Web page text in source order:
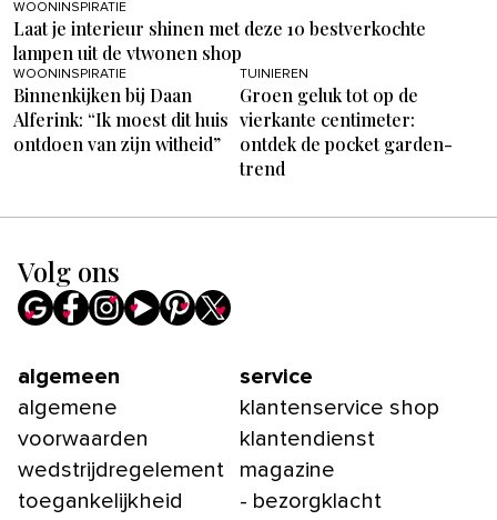
WOONINSPIRATIE
Laat je interieur shinen met deze 10 bestverkochte
lampen uit de vtwonen shop
WOONINSPIRATIE
Binnenkijken bij Daan
Alferink: “Ik moest dit huis
ontdoen van zijn witheid”
TUINIEREN
Groen geluk tot op de
vierkante centimeter:
ontdek de pocket garden-
trend
Volg ons
algemeen
algemene
voorwaarden
wedstrijdregelement
toegankelijkheid
service
klantenservice shop
klantendienst
magazine
- bezorgklacht